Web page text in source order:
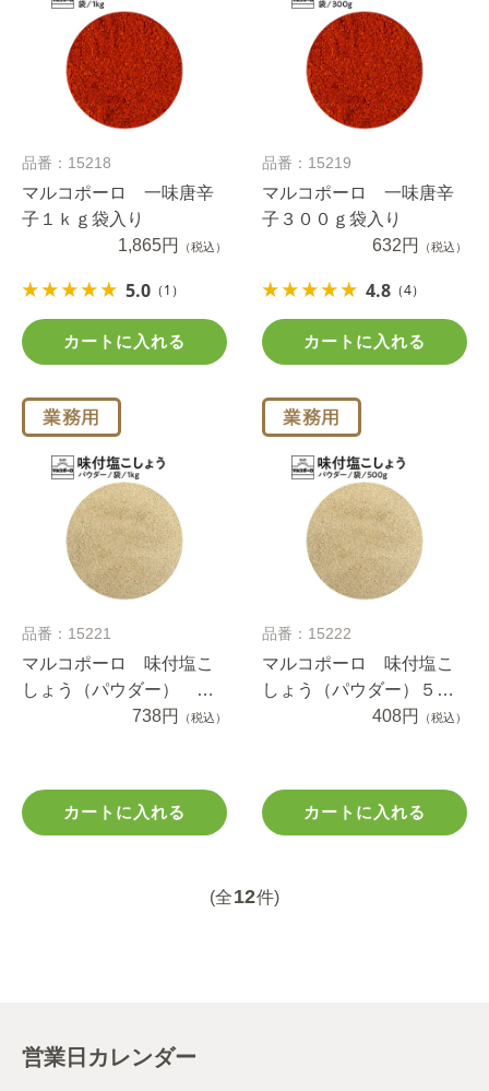
品番：15218
マルコポーロ 一味唐辛
子１ｋｇ袋入り
1,865円
（税込）
5.0 （1）
カートに入れる
品番：15219
マルコポーロ 一味唐辛
子３００ｇ袋入り
632円
（税込）
4.8 （4）
カートに入れる
品番：15221
マルコポーロ 味付塩こ
しょう（パウダー） １
738円 （税込）
カートに入れる
品番：15222
マルコポーロ 味付塩こ
しょう（パウダー）５０
408円 （税込）
カートに入れる
(全12件)
営業日カレンダー